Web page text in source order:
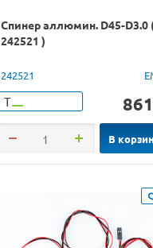
Спинер аллюмин. D45-D3.0
242521 )
242521
Т 861
В